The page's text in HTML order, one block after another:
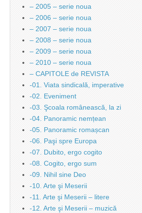
– 2005 – serie noua
– 2006 – serie noua
– 2007 – serie noua
– 2008 – serie noua
– 2009 – serie noua
– 2010 – serie noua
– CAPITOLE de REVISTA
-01. Viata sindicală, imperative
-02. Eveniment
-03. Şcoala românească, la zi
-04. Panoramic nemțean
-05. Panoramic romașcan
-06. Paşi spre Europa
-07. Dubito, ergo cogito
-08. Cogito, ergo sum
-09. Nihil sine Deo
-10. Arte şi Meserii
-11. Arte şi Meserii – litere
-12. Arte şi Meserii – muzică